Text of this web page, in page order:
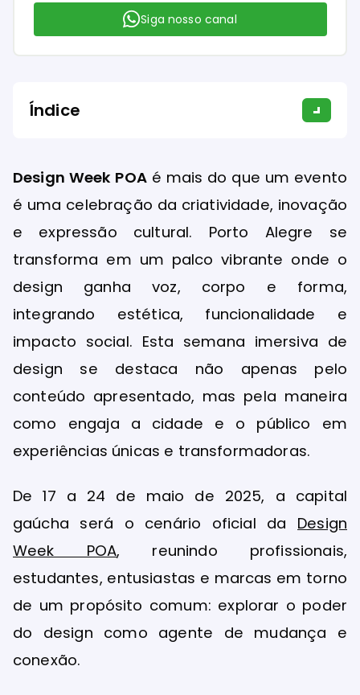
Siga nosso canal
Índice
Design Week POAé mais do que um evento
é uma celebração da criatividade, inovação
e expressão cultural. Porto Alegre se
transforma em um palco vibrante onde o
design ganha voz, corpo e forma,
integrando estética, funcionalidade e
impacto social. Esta semana imersiva de
design se destaca não apenas pelo
conteúdo apresentado, mas pela maneira
como engaja a cidade e o público em
experiências únicas e transformadoras.
De 17 a 24 de maio de 2025, a capital
gaúcha será o cenário oficial da Design
Week POA, reunindo profissionais,
estudantes, entusiastas e marcas em torno
de um propósito comum: explorar o poder
do design como agente de mudança e
conexão.